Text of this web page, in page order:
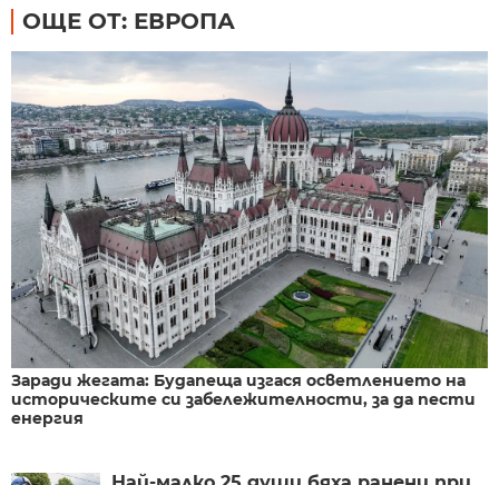
ОЩЕ ОТ: ЕВРОПА
Заради жегата: Будапеща изгася осветлението на
историческите си забележителности, за да пести
енергия